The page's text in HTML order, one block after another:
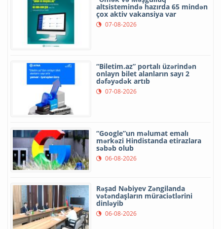
altsistemində hazırda 65 mindən
çox aktiv vakansiya var
07-08-2026
“Biletim.az” portalı üzərindən
onlayn bilet alanların sayı 2
dəfəyədək artıb
07-08-2026
“Google”un məlumat emalı
mərkəzi Hindistanda etirazlara
səbəb olub
06-08-2026
Rəşad Nəbiyev Zəngilanda
vətəndaşların müraciətlərini
dinləyib
06-08-2026